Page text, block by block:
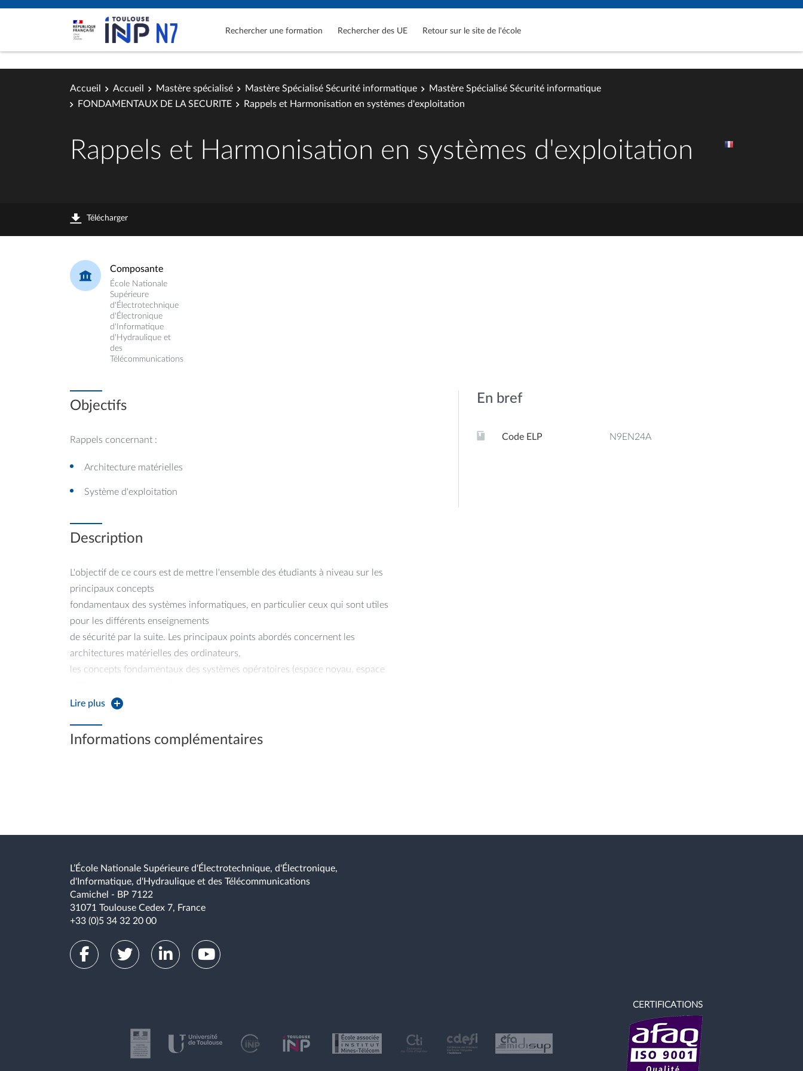
Rechercher une formation Rechercher des UE Retour sur le site de l'école
Accueil Accueil Mastère spécialisé Mastère Spécialisé Sécurité informatique
Mastère Spécialisé Sécurité informatique
FONDAMENTAUX DE LA SECURITE
Rappels et Harmonisation en systèmes d'exploitation
Rappels et Harmonisation en systèmes d'exploitation
Télécharger
Composante
École Nationale
Supérieure
d'Électrotechnique
d'Électronique
d'Informatique
d'Hydraulique et
des
Télécommunications
Objectifs
Rappels concernant :
Architecture matérielles
Système d'exploitation
Description
L'objectif de ce cours est de mettre l'ensemble des étudiants à niveau sur les
principaux concepts
fondamentaux des systèmes informatiques, en particulier ceux qui sont utiles
pour les différents enseignements
de sécurité par la suite. Les principaux points abordés concernent les
architectures matérielles des ordinateurs,
les concepts fondamentaux des systèmes opératoires (espace noyau, espace
mécanismes d'ordonnancement associés, etc).
fonctionnement des éléments importants
Lire plus
Informations complémentaires
En bref
Code ELP N9EN24A
L’École Nationale Supérieure d'Électrotechnique, d'Électronique,
d'Informatique, d'Hydraulique et des Télécommunications
Camichel - BP 7122
31071 Toulouse Cedex 7, France
+33 (0)5 34 32 20 00
CERTIFICATIONS